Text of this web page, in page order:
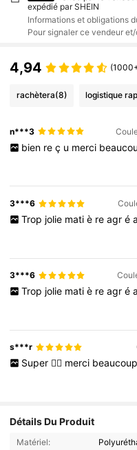
expédié par SHEIN
Informations et obligations
Pour signaler ce vendeur
4,94
rachètera(8) logistique
n***3
bien re ç u merci
3***6
Trop jolie mati è re agr é
3***6
Trop jolie mati è re agr é
s***r
Super 👍🏽 merci beaucoup
Détails Du Produit
Matériel: